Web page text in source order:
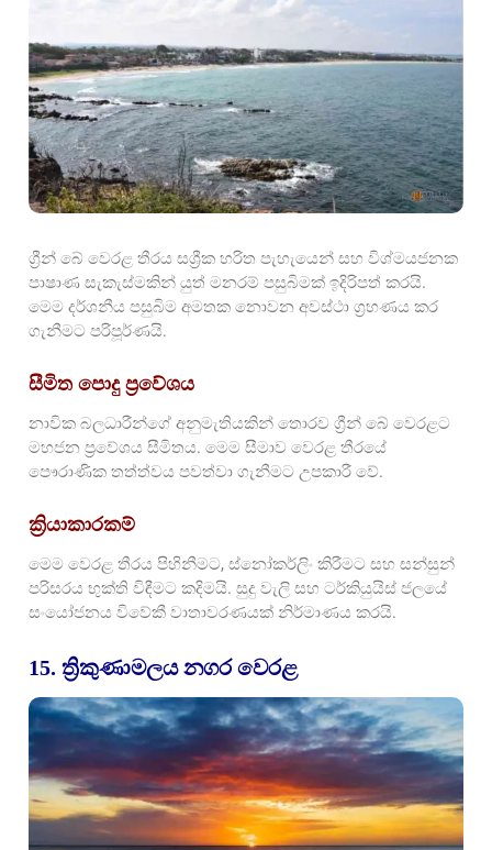
ග්‍රීන් බේ වෙරළ තීරය සශ්‍රීක හරිත පැහැයෙන් සහ විශ්මයජනක
පාෂාණ සැකැස්මකින් යුත් මනරම් පසුබිමක් ඉදිරිපත් කරයි.
මෙම දර්ශනීය පසුබිම අමතක නොවන අවස්ථා ග්‍රහණය කර
ගැනීමට පරිපූර්ණයි.
සීමිත පොදු ප්‍රවේශය
නාවික බලධාරීන්ගේ අනුමැතියකින් තොරව ග්‍රීන් බේ වෙරළට
මහජන ප්‍රවේශය සීමිතය. මෙම සීමාව වෙරළ තීරයේ
පෞරාණික තත්ත්වය පවත්වා ගැනීමට උපකාරී වේ.
ක්‍රියාකාරකම්
මෙම වෙරළ තීරය පිහිනීමට, ස්නෝකර්ලිං කිරීමට සහ සන්සුන්
පරිසරය භුක්ති විඳීමට කදිමයි. සුදු වැලි සහ ටර්කියුයිස් ජලයේ
සංයෝජනය විවේකී වාතාවරණයක් නිර්මාණය කරයි.
15. ත්‍රිකුණාමලය නගර වෙරළ